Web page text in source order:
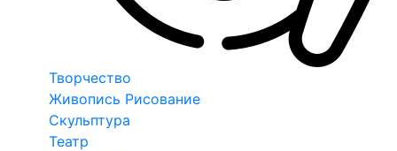
Творчество
Живопись Рисование
Скульптура
Театр